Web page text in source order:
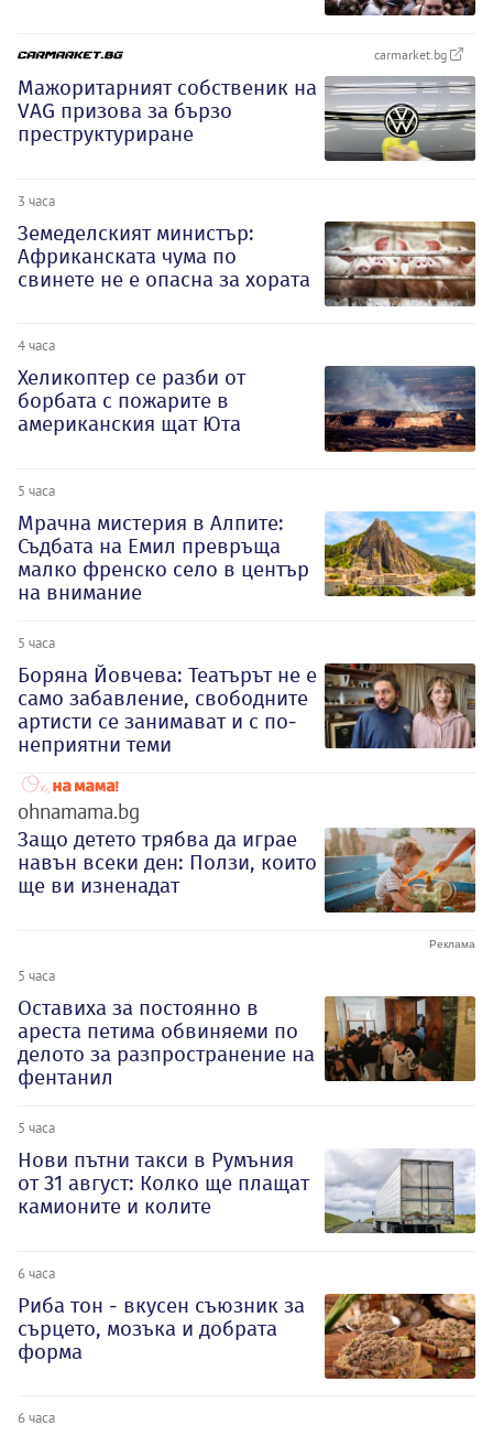
carmarket.bg
Мажоритарният собственик на
VAG призова за бързо
преструктуриране
3 часа
Земеделският министър:
Африканската чума по
свинете не е опасна за хората
4 часа
Хеликоптер се разби от
борбата с пожарите в
американския щат Юта
5 часа
Мрачна мистерия в Алпите:
Съдбата на Емил превръща
малко френско село в център
на внимание
5 часа
Боряна Йовчева: Театърът не е
само забавление, свободните
артисти се занимават и с по-
неприятни теми
ohnamama.bg
Защо детето трябва да играе
навън всеки ден: Ползи, които
ще ви изненадат
5 часа
Оставиха за постоянно в
ареста петима обвиняеми по
делото за разпространение на
фентанил
5 часа
Нови пътни такси в Румъния
от 31 август: Колко ще плащат
камионите и колите
6 часа
Риба тон - вкусен съюзник за
сърцето, мозъка и добрата
форма
6 часа